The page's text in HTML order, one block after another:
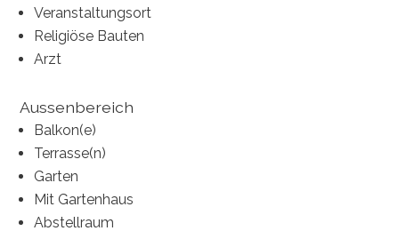
Veranstaltungsort
Religiöse Bauten
Arzt
Aussenbereich
Balkon(e)
Terrasse(n)
Garten
Mit Gartenhaus
Abstellraum